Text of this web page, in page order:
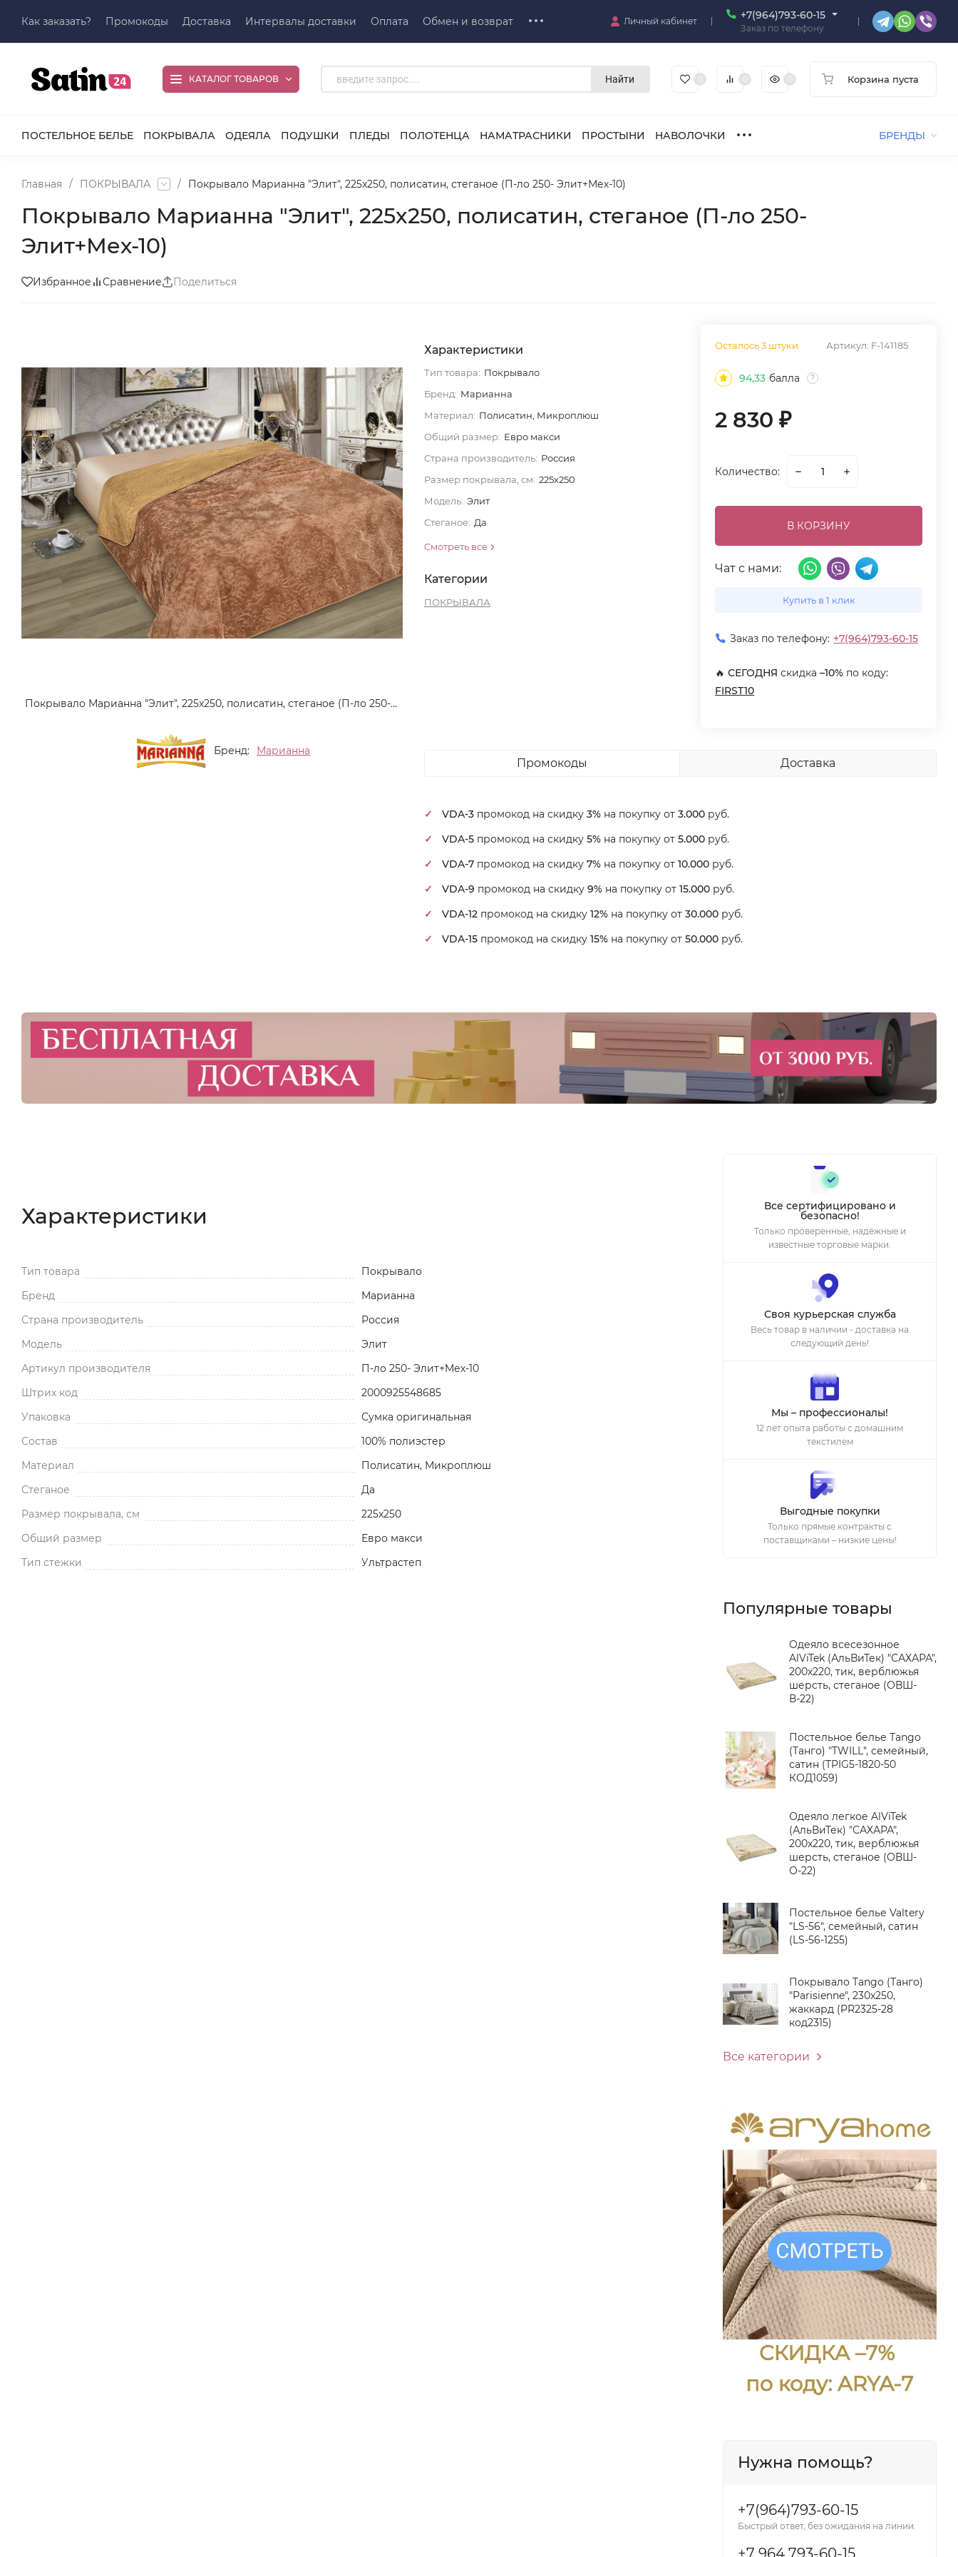
Как заказать? Промокоды Доставка Интервалы доставки Оплата Обмен и возврат Личный кабинет +7(964)793-60-15
Заказ по телефону
КАТАЛОГ ТОВАРОВ Найти Корзина пуста
ПОСТЕЛЬНОЕ БЕЛЬЕ ПОКРЫВАЛА ОДЕЯЛА ПОДУШКИ ПЛЕДЫ ПОЛОТЕНЦА НАМАТРАСНИКИ ПРОСТЫНИ НАВОЛОЧКИ БРЕНДЫ
Главная / ПОКРЫВАЛА / Покрывало Марианна "Элит", 225x250, полисатин, стеганое (П-ло 250- Элит+Мех-10)
Покрывало Марианна "Элит", 225x250, полисатин, стеганое (П-ло 250-
Элит+Мех-10)
Избранное Сравнение Поделиться
Покрывало Марианна "Элит", 225x250, полисатин, стеганое (П-ло 250- Элит+Мех-10)
Бренд: Марианна
Характеристики
Тип товара: Покрывало
Бренд: Марианна
Материал: Полисатин, Микроплюш
Общий размер: Евро макси
Страна производитель: Россия
Размер покрывала, см: 225x250
Модель: Элит
Стеганое: Да
Смотреть все
Категории
ПОКРЫВАЛА
Артикул: F-141185
Осталось 3 штуки
94,33 балла ?
2 830₽
Количество:
В КОРЗИНУ
Чат с нами:
Купить в 1 клик
Заказ по телефону: +7(964)793-60-15
🔥СЕГОДНЯ скидка–10% по коду:
FIRST10
Промокоды Доставка
VDA-3промокод на скидку 3%на покупку от 3.000руб.
VDA-5промокод на скидку 5%на покупку от 5.000руб.
VDA-7промокод на скидку 7%на покупку от 10.000руб.
VDA-9 промокод на скидку 9%на покупку от 15.000руб.
VDA-12промокод на скидку 12%на покупку от 30.000руб.
VDA-15промокод на скидку 15%на покупку от 50.000руб.
Характеристики
Тип товара
Покрывало
Бренд
Марианна
Страна производитель
Россия
Модель
Элит
Артикул производителя
П-ло 250- Элит+Мех-10
Штрих код
2000925548685
Упаковка
Сумка оригинальная
Состав
100% полиэстер
Материал
Полисатин, Микроплюш
Стеганое
Да
Размер покрывала, см
225x250
Общий размер
Евро макси
Тип стежки
Ультрастеп
Все сертифицировано и
безопасно!
Только проверенные, надёжные и
известные торговые марки.
Своя курьерская служба
Весь товар в наличии - доставка на
следующий день!
Мы – профессионалы!
12 лет опыта работы с домашним
текстилем
Выгодные покупки
Только прямые контракты с
поставщиками – низкие цены!
Популярные товары
Одеяло всесезонное
AlViTek (АльВиТек) "САХАРА",
200x220, тик, верблюжья
шерсть, стеганое (ОВШ-
В-22)
Постельное белье Tango
(Танго) "TWILL", семейный,
сатин (TPIG5-1820-50
КОД1059)
Одеяло легкое AlViTek
(АльВиТек) "САХАРА",
200x220, тик, верблюжья
шерсть, стеганое (ОВШ-
О-22)
Постельное белье Valtery
"LS-56", семейный, сатин
(LS-56-1255)
Покрывало Tango (Танго)
"Parisienne", 230x250,
жаккард (PR2325-28
код2315)
Все категории
Нужна помощь?
+7(964)793-60-15
Быстрый ответ, без ожидания на линии.